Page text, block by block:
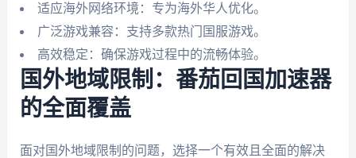
适应海外网络环境：专为海外华人优化。
广泛游戏兼容：支持多款热门国服游戏。
高效稳定：确保游戏过程中的流畅体验。
国外地域限制：番茄回国加速器
的全面覆盖
面对国外地域限制的问题，选择一个有效且全面的解决